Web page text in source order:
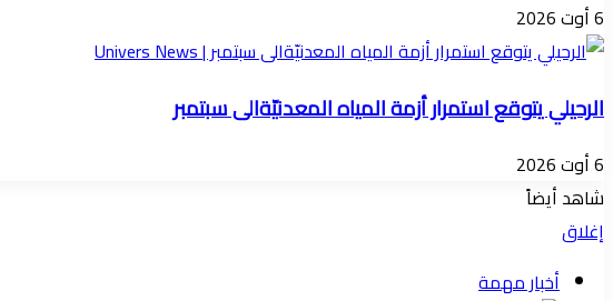
6 أوت 2026
الرحيلي يتوقع استمرار أزمة المياه المعدنيّةالى سبتمبر
6 أوت 2026
شاهد أيضاً
إغلاق
أخبار مهمة